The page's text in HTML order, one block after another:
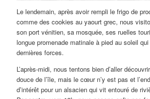
Le lendemain, après avoir rempli le frigo de
comme des cookies au yaourt grec, nous
son port vénitien, sa mosquée, ses ruelles
longue promenade matinale à pied au soleil
dernières forces.
L’après-midi, nous tentons bien d’aller
douce de l’île, mais le cœur n’y est pas et
d’intérêt pour un alsacien qui vit entouré de